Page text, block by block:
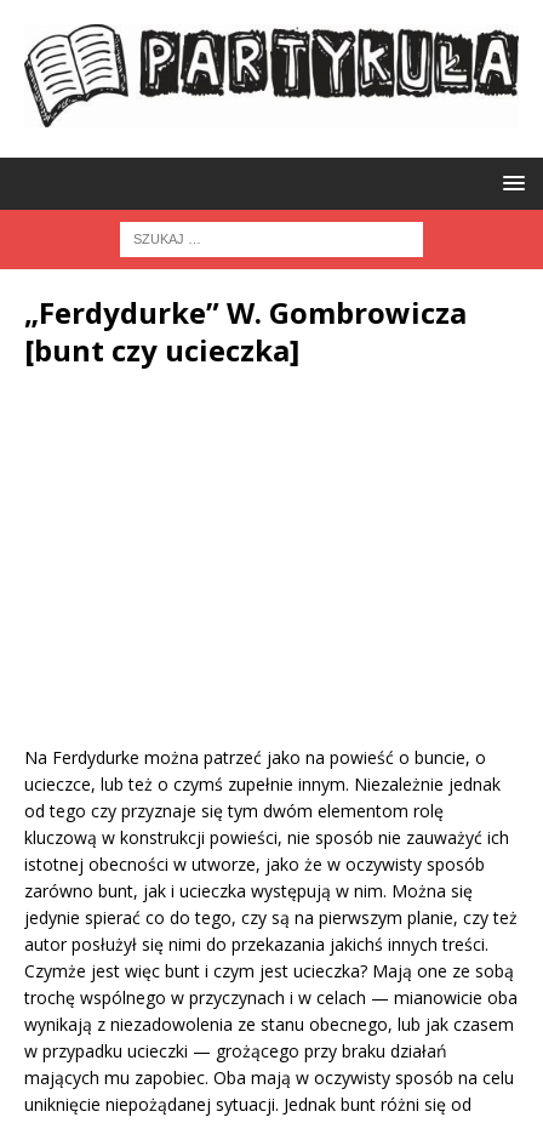
„Ferdydurke” W. Gombrowicza
[bunt czy ucieczka]
Na Ferdydurke można patrzeć jako na powieść o buncie, o
ucieczce, lub też o czymś zupełnie innym. Niezależnie jednak
od tego czy przyznaje się tym dwóm elementom rolę
kluczową w konstrukcji powieści, nie sposób nie zauważyć ich
istotnej obecności w utworze, jako że w oczywisty sposób
zarówno bunt, jak i ucieczka występują w nim. Można się
jedynie spierać co do tego, czy są na pierwszym planie, czy też
autor posłużył się nimi do przekazania jakichś innych treści.
Czymże jest więc bunt i czym jest ucieczka? Mają one ze sobą
trochę wspólnego w przyczynach i w celach — mianowicie oba
wynikają z niezadowolenia ze stanu obecnego, lub jak czasem
w przypadku ucieczki — grożącego przy braku działań
mających mu zapobiec. Oba mają w oczywisty sposób na celu
uniknięcie niepożądanej sytuacji. Jednak bunt różni się od